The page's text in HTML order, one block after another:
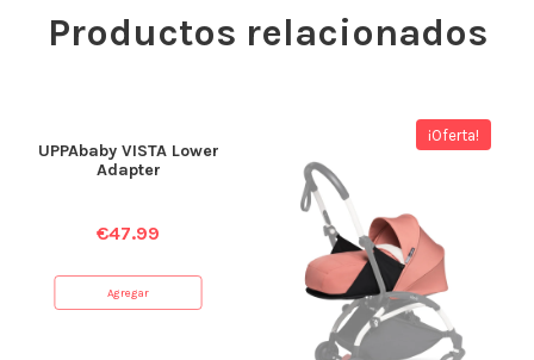
Productos relacionados
UPPAbaby VISTA Lower
Adapter
€47.99
Agregar
¡Oferta!